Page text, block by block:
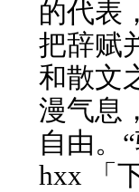
的代表
把辞赋
和散文
漫气息
自由。
hxx 「